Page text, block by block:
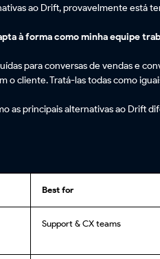
ao Drift, provavelmente está
à forma como minha equipe
para conversas de vendas e
o cliente. Tratá-las todas como
as principais alternativas ao Drift
Best for
Support & CX teams